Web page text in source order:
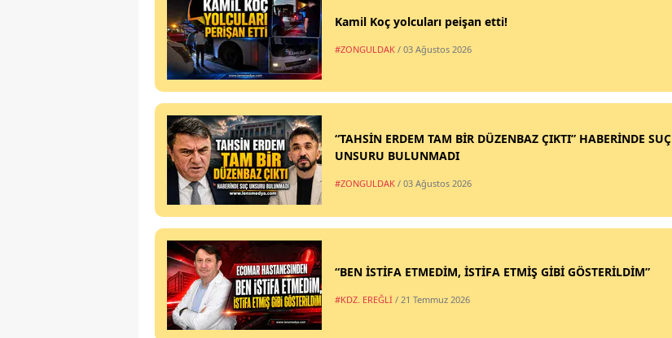
Kamil Koç yolcuları peişan etti!
#ZONGULDAK / 03 Ağustos 2026
“TAHSİN ERDEM TAM BİR DÜZENBAZ ÇIKTI” HABERİNDE SUÇ
UNSURU BULUNMADI
#ZONGULDAK / 03 Ağustos 2026
“BEN İSTİFA ETMEDİM, İSTİFA ETMİŞ GİBİ GÖSTERİLDİM”
#KDZ. EREĞLİ / 21 Temmuz 2026